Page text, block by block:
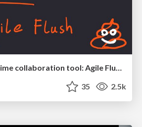
Creating an realtime collaboration tool: Agile Flush - .NET Oxford
35 2.5k